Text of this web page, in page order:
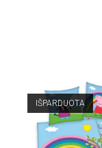
IŠPARDUOTA